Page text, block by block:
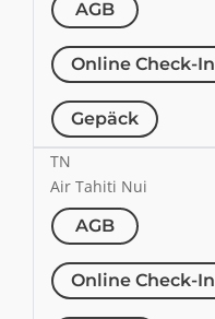
AGB
Online Check-In
Gepäck
TN
Air Tahiti Nui
AGB
Online Check-In